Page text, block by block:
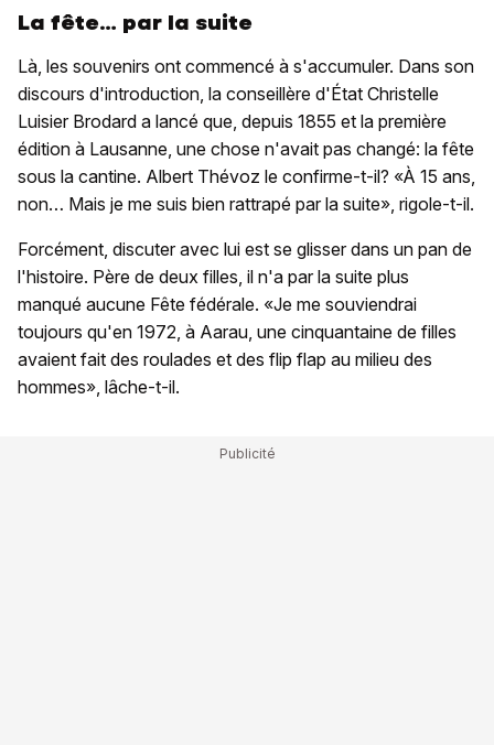
La fête… par la suite
Là, les souvenirs ont commencé à s'accumuler. Dans son
discours d'introduction, la conseillère d'État Christelle
Luisier Brodard a lancé que, depuis 1855 et la première
édition à Lausanne, une chose n'avait pas changé: la fête
sous la cantine. Albert Thévoz le confirme-t-il? «À 15 ans,
non… Mais je me suis bien rattrapé par la suite», rigole-t-il.
Forcément, discuter avec lui est se glisser dans un pan de
l'histoire. Père de deux filles, il n'a par la suite plus
manqué aucune Fête fédérale. «Je me souviendrai
toujours qu'en 1972, à Aarau, une cinquantaine de filles
avaient fait des roulades et des flip flap au milieu des
hommes», lâche-t-il.